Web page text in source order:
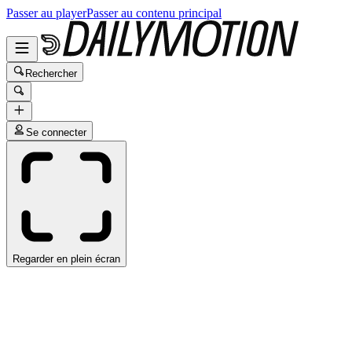
Passer au playerPasser au contenu principal
Rechercher
Se connecter
Regarder en plein écran